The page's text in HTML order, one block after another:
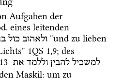
Aufgaben der
eines leitenden
ולאהוב כול
"und zu lieben
1QS 1,9; des
13 למשכיל להבין וללמד את
Maskil: um zu